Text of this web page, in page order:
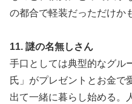
の都合で軽装だっただけか
11. 謎の名無しさん
手口としては典型的なグル
氏」がプレゼントとお金で
出て一緒に暮らし始める。